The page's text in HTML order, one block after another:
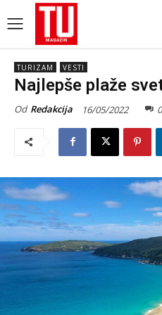
TURIZAM VESTI
Najlepše plaže
Od Redakcija 16/05/2022 0